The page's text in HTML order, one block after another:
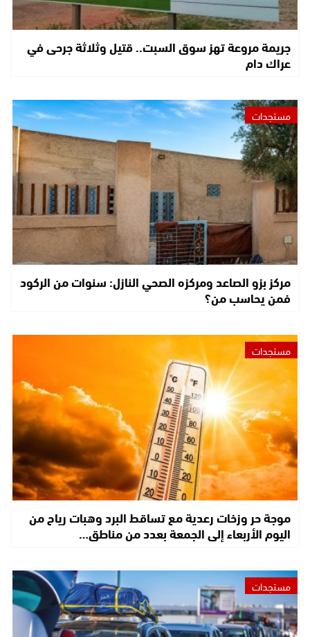
جريمة مروعة تهز سوق السبت.. قتيل وثلاثة جرحى في
عراك دام
مستجدات
مركز بزو الصاعد ومركزه الصحي النازل: سنوات من الركود
فمن يحاسب من؟
مستجدات
موجة حر وزخات رعدية مع تساقط البرد وهبات رياح من
اليوم الأربعاء إلى الجمعة بعدد من مناطق…
مستجدات